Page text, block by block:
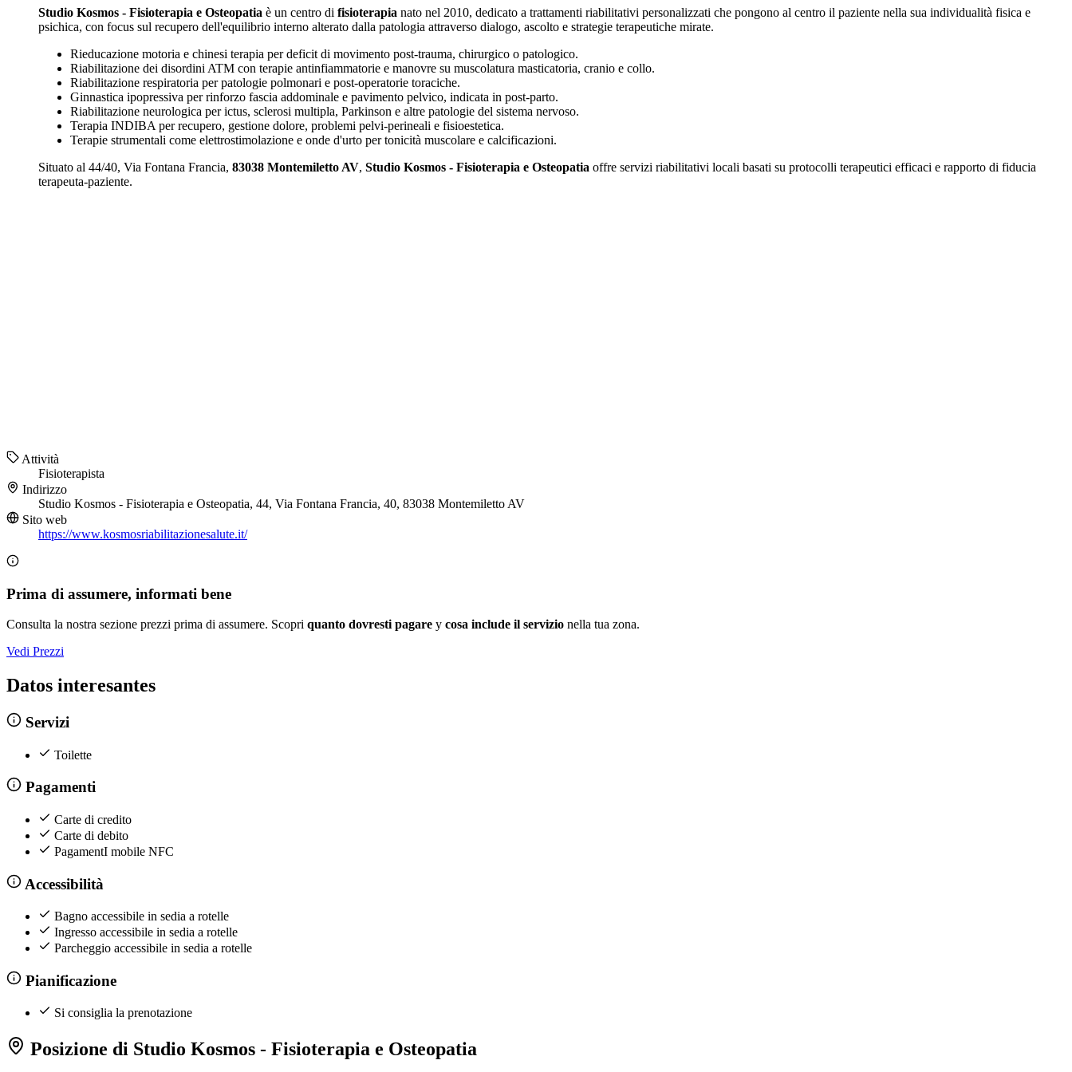
Studio Kosmos - Fisioterapia e Osteopatia è un centro di fisioterapia nato nel 2010, dedicato a trattamenti riabilitativi personalizzati che pongono al centro il paziente nella sua individualità fisica e
psichica, con focus sul recupero dell'equilibrio interno alterato dalla patologia attraverso dialogo, ascolto e strategie terapeutiche mirate.
Rieducazione motoria e chinesi terapia per deficit di movimento post-trauma, chirurgico o patologico.
Riabilitazione dei disordini ATM con terapie antinfiammatorie e manovre su muscolatura masticatoria, cranio e collo.
Riabilitazione respiratoria per patologie polmonari e post-operatorie toraciche.
Ginnastica ipopressiva per rinforzo fascia addominale e pavimento pelvico, indicata in post-parto.
Riabilitazione neurologica per ictus, sclerosi multipla, Parkinson e altre patologie del sistema nervoso.
Terapia INDIBA per recupero, gestione dolore, problemi pelvi-perineali e fisioestetica.
Terapie strumentali come elettrostimolazione e onde d'urto per tonicità muscolare e calcificazioni.
Situato al 44/40, Via Fontana Francia, 83038 Montemiletto AV, Studio Kosmos - Fisioterapia e Osteopatia offre servizi riabilitativi locali basati su protocolli terapeutici efficaci e rapporto di fiducia
terapeuta-paziente.
Attività
Fisioterapista
Indirizzo
Studio Kosmos - Fisioterapia e Osteopatia, 44, Via Fontana Francia, 40, 83038 Montemiletto AV
Sito web
https://www.kosmosriabilitazionesalute.it/
Prima di assumere, informati bene
Consulta la nostra sezione prezzi prima di assumere. Scopri quanto dovresti pagare y cosa include il servizio nella tua zona.
Vedi Prezzi
Datos interesantes
Servizi
Toilette
Pagamenti
Carte di credito
Carte di debito
PagamentI mobile NFC
Accessibilità
Bagno accessibile in sedia a rotelle
Ingresso accessibile in sedia a rotelle
Parcheggio accessibile in sedia a rotelle
Pianificazione
Si consiglia la prenotazione
Posizione di Studio Kosmos - Fisioterapia e Osteopatia